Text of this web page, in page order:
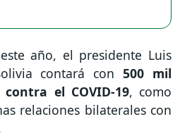
año, el presidente Luis
contará con500 mil
el COVID-19, como
relaciones bilaterales con